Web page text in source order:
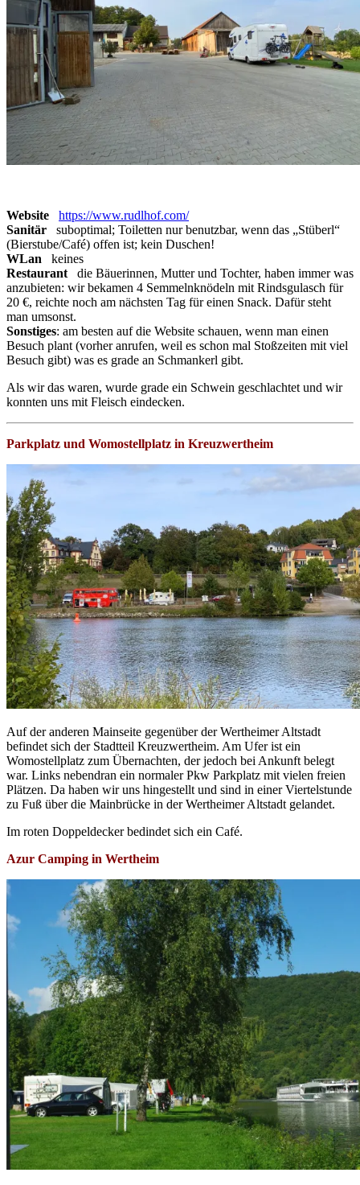
Website https://www.rudlhof.com/
Sanitär
suboptimal; Toiletten nur benutzbar, wenn das „Stüberl“
(Bierstube/Café) offen ist; kein Duschen!
WLan
keines
Restaurant
die Bäuerinnen, Mutter und Tochter, haben immer was
anzubieten: wir bekamen 4 Semmelnknödeln mit Rindsgulasch für
20 €, reichte noch am nächsten Tag für einen Snack. Dafür steht
man umsonst.
Sonstiges: am besten auf die Website schauen, wenn man einen
Besuch plant (vorher anrufen, weil es schon mal Stoßzeiten mit viel
Besuch gibt) was es grade an Schmankerl gibt.
Als wir das waren, wurde grade ein Schwein geschlachtet und wir
konnten uns mit Fleisch eindecken.
Parkplatz und Womostellplatz in Kreuzwertheim
Auf der anderen Mainseite gegenüber der Wertheimer Altstadt
befindet sich der Stadtteil Kreuzwertheim. Am Ufer ist ein
Womostellplatz zum Übernachten, der jedoch bei Ankunft belegt
war. Links nebendran ein normaler Pkw Parkplatz mit vielen freien
Plätzen. Da haben wir uns hingestellt und sind in einer Viertelstunde
zu Fuß über die Mainbrücke in der Wertheimer Altstadt gelandet.
Im roten Doppeldecker bedindet sich ein Café.
Azur Camping in Wertheim